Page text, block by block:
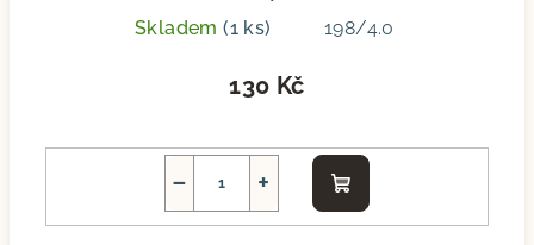
Skladem(1 ks) 198/4.0
130 Kč
+
−
Do
košíku